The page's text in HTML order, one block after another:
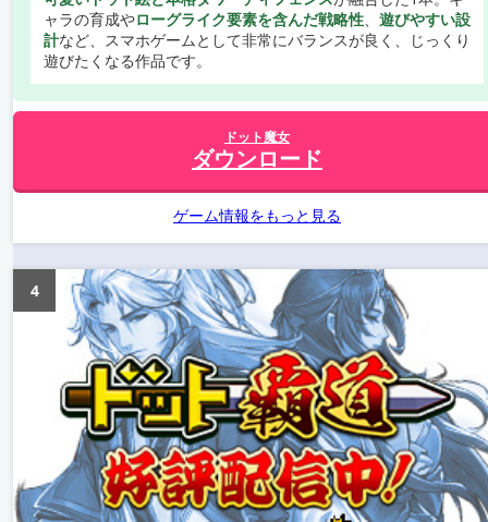
ャラの育成やローグライク要素を含んだ戦略性、 遊びやすい設
計など、スマホゲームとして非常にバランスが良く、じっくり
遊びたくなる作品です。
ドット魔女
ダウンロード
ゲーム情報をもっと見る
4